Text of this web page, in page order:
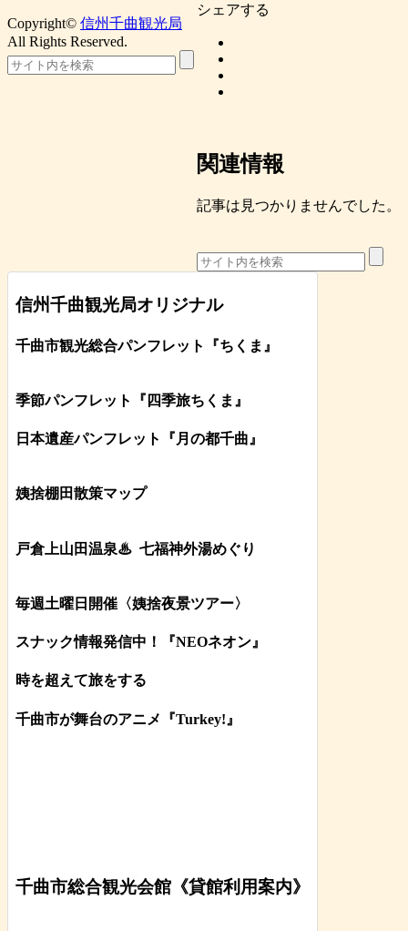
シェアする
関連情報
記事は見つかりませんでした。
信州千曲観光局オリジナル
千曲市観光総合パンフレット 『ちくま 』
季節パンフレット『四季旅ちくま』
日本遺産パンフレット 『月の都千曲 』
姨捨棚田散策マップ
戸倉上山田温泉♨ 七福神外湯めぐり
毎週土曜日開催〈姨捨夜景ツアー〉
スナック情報発信中！『NEOネオン』
時を超えて旅をする
千曲市が舞台のアニメ『Turkey!』
千曲市総合観光会館《貸館利用案内》
Copyright© 信州千曲観光局
All Rights Reserved.